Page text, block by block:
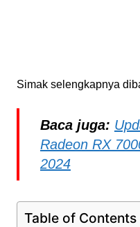
Simak selengkapnya
Baca juga:
Radeon RX
2024
Table of Contents